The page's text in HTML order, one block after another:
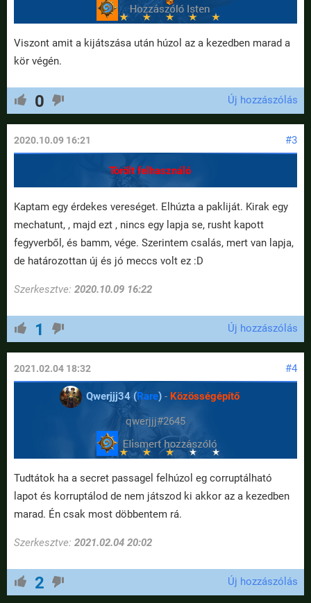
Viszont amit a kijátszása után húzol az a kezedben marad a
kör végén.
0 Új hozzászólás
#3
2020.10.09 16:21
Törölt felhasználó
Kaptam egy érdekes vereséget. Elhúzta a pakliját. Kirak egy
mechatunt, , majd ezt , nincs egy lapja se, rusht kapott
fegyverből, és bamm, vége. Szerintem csalás, mert van lapja,
de határozottan új és jó meccs volt ez :D
Szerkesztve: 2020.10.09 16:22
1 Új hozzászólás
#4
2021.02.04 18:32
Qwerjjj34 (Rare) - Közösségépítő
qwerjjj#2645
Tudtátok ha a secret passagel felhúzol eg corruptálható
lapot és korruptálod de nem játszod ki akkor az a kezedben
marad. Én csak most döbbentem rá.
Szerkesztve: 2021.02.04 20:02
2 Új hozzászólás